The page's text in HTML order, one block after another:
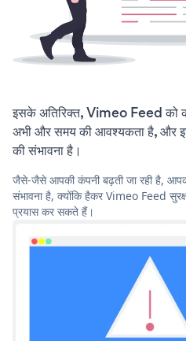
इसके अतिरिक्त, Vimeo Feed को
अभी और समय की आवश्यकता है, और
की संभावना है।
जैसे-जैसे आपकी कंपनी बढ़ती जा रही है,
संभावना है, क्योंकि हैकर Vimeo Feed
प्रयास कर सकते हैं।